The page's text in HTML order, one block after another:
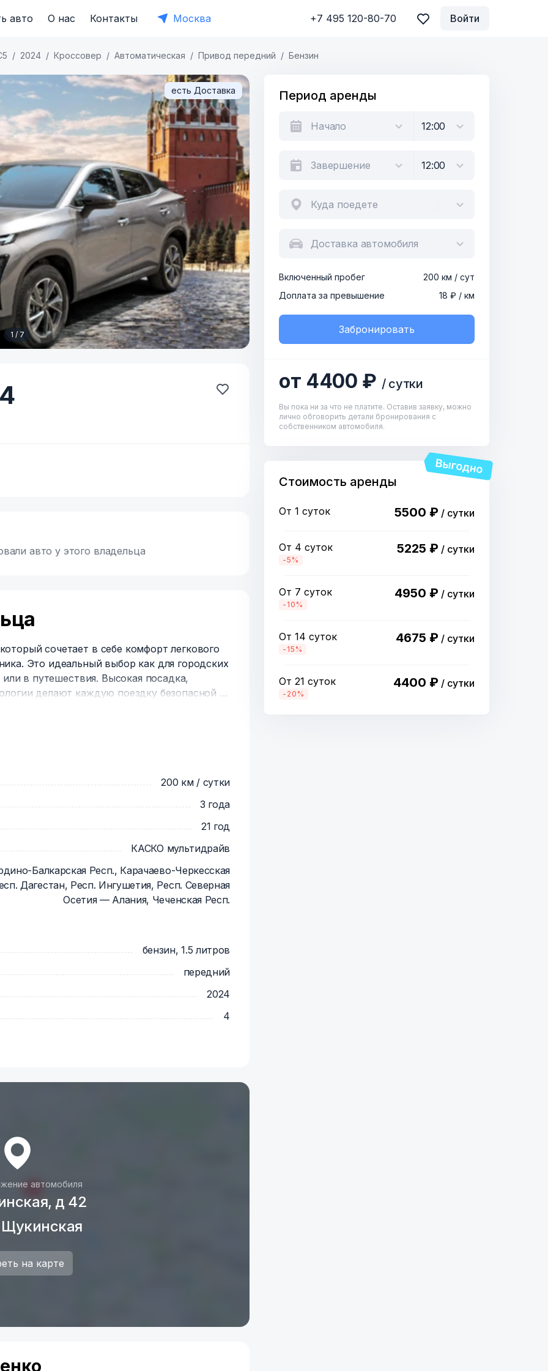
авто О нас Контакты Москва +7 495 120-80-70 Войти
2024 Кроссовер Автоматическая Привод передний Бензин
1 / 7
есть Доставка
авто у этого владельца
сочетает в себе комфорт легкового
Это идеальный выбор как для городских
в путешествия. Высокая посадка,
делают каждую поездку безопасной и
и регулировками
Bluetooth, USB и Apple CarPlay/Android
в салоне
легкой парковки
адресу
200 км / сутки
3 года
21 год
КАСКО мультидрайв
Балкарская Респ., Карачаево-Черкесская
Дагестан, Респ. Ингушетия, Респ. Северная
Осетия — Алания, Чеченская Респ.
бензин, 1.5 литров
передний
2024
4
автомобиля
д 42
на карте
Период аренды
Куда поедете
Доставка автомобиля
Включенный пробег
200 км / сут
Доплата за превышение
18 ₽ / км
Забронировать
от 4400 ₽ / сутки
Вы пока ни за что не платите. Оставив заявку, можно
лично обговорить детали бронирования с
собственником автомобиля.
Стоимость аренды
От 1 суток 5500 ₽ / сутки
От 4 суток
-5%
5225 ₽ / сутки
От 7 суток
-10%
4950 ₽ / сутки
От 14 суток
-15%
4675 ₽ / сутки
От 21 суток
-20%
4400 ₽ / сутки